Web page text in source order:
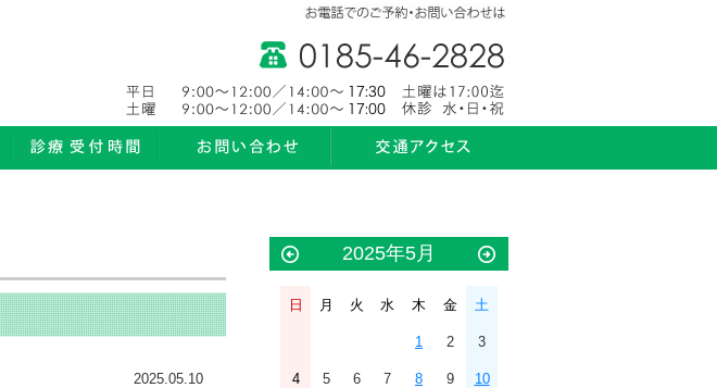
2025.05.10
2025年5月
日 月 火 水 木 金 土
1 2 3
4 5 6 7 8 9 10